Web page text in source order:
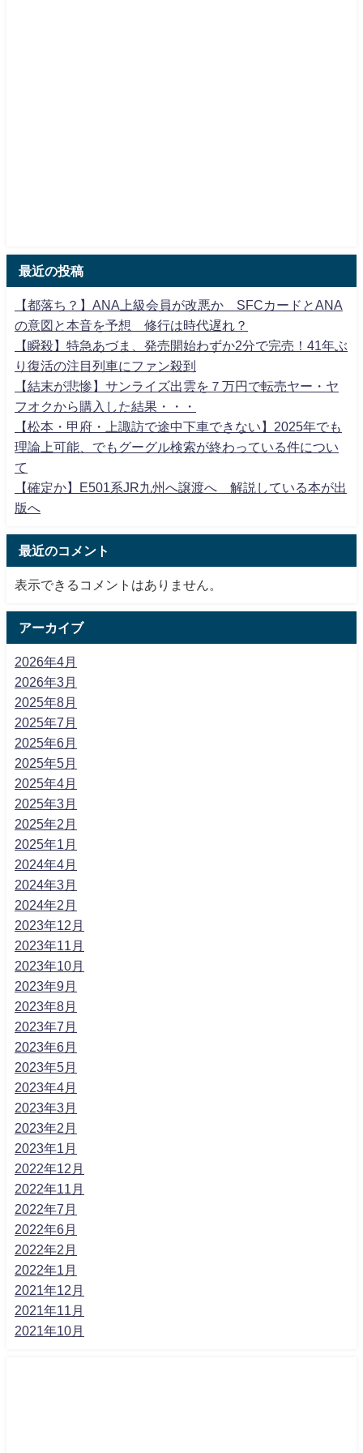
最近の投稿
【都落ち？】ANA上級会員が改悪か SFCカードとANA
の意図と本音を予想 修行は時代遅れ？
【瞬殺】特急あづま、発売開始わずか2分で完売！41年ぶ
り復活の注目列車にファン殺到
【結末が悲惨】サンライズ出雲を７万円で転売ヤー・ヤ
フオクから購入した結果・・・
【松本・甲府・上諏訪で途中下車できない】2025年でも
理論上可能、でもグーグル検索が終わっている件につい
て
【確定か】E501系JR九州へ譲渡へ 解説している本が出
版へ
最近のコメント
表示できるコメントはありません。
アーカイブ
2026年4月
2026年3月
2025年8月
2025年7月
2025年6月
2025年5月
2025年4月
2025年3月
2025年2月
2025年1月
2024年4月
2024年3月
2024年2月
2023年12月
2023年11月
2023年10月
2023年9月
2023年8月
2023年7月
2023年6月
2023年5月
2023年4月
2023年3月
2023年2月
2023年1月
2022年12月
2022年11月
2022年7月
2022年6月
2022年2月
2022年1月
2021年12月
2021年11月
2021年10月